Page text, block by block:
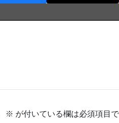
※ が付いている欄は必須項目